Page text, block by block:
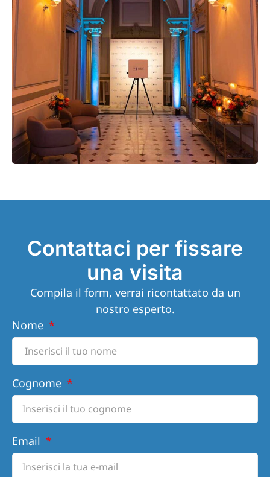
Contattaci per fissare
una visita
Compila il form, verrai ricontattato da un
nostro esperto.
Nome
Cognome
Email